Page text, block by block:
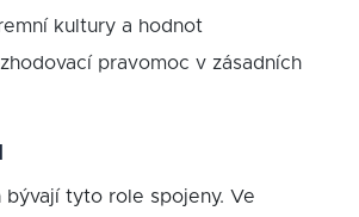
kultury a hodnot
pravomoc v zásadních
bývají tyto role spojeny. Ve